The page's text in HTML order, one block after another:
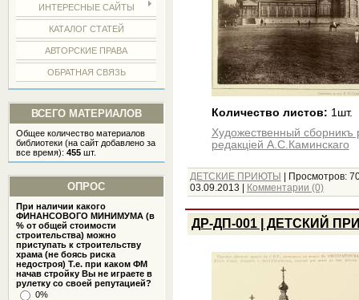
ИНТЕРЕСНЫЕ САЙТЫ
КАТАЛОГ СТАТЕЙ
АВТОРСКИЕ ПРАВА
ОБРАТНАЯ СВЯЗЬ
ВСЕГО МАТЕРИАЛОВ
Общее количество материалов
библиотеки (на сайт добавлено за
все время):455 шт.
ОПРОС
При наличии какого
ФИНАНСОВОГО МИНИМУМА (в
% от общей стоимости
строительства) можно
приступать к строительству
храма (не боясь риска
недостроя) Т.е. при каком ФМ
начав стройку Вы не играете в
рулетку со своей репутацией?
0%
Количество листов: 1шт.
Художественный сборникъ
редакцiей А.С.Каминскаго
ДЕТСКИЕ ПРИЮТЫ | Просмотров:
03.09.2013 | Комментарии (0)
ДР-ДП-001 | ДЕТСКИЙ